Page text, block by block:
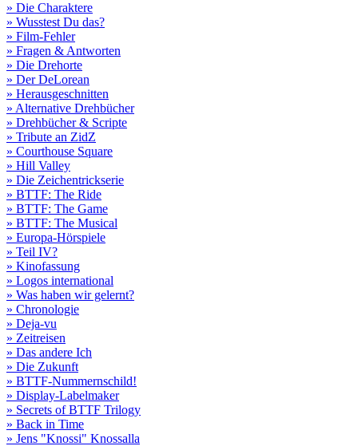
» Die Charaktere
» Wusstest Du das?
» Film-Fehler
» Fragen & Antworten
» Die Drehorte
» Der DeLorean
» Herausgeschnitten
» Alternative Drehbücher
» Drehbücher & Scripte
» Tribute an ZidZ
» Courthouse Square
» Hill Valley
» Die Zeichentrickserie
» BTTF: The Ride
» BTTF: The Game
» BTTF: The Musical
» Europa-Hörspiele
» Teil IV?
» Kinofassung
» Logos international
» Was haben wir gelernt?
» Chronologie
» Deja-vu
» Zeitreisen
» Das andere Ich
» Die Zukunft
» BTTF-Nummernschild!
» Display-Labelmaker
» Secrets of BTTF Trilogy
» Back in Time
» Jens "Knossi" Knossalla